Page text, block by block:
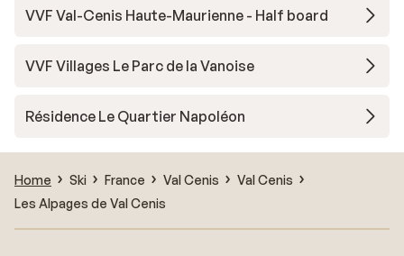
VVF Val-Cenis Haute-Maurienne - Half board
VVF Villages Le Parc de la Vanoise
Résidence Le Quartier Napoléon
Home Ski France Val Cenis
Val Cenis
Les Alpages de Val Cenis